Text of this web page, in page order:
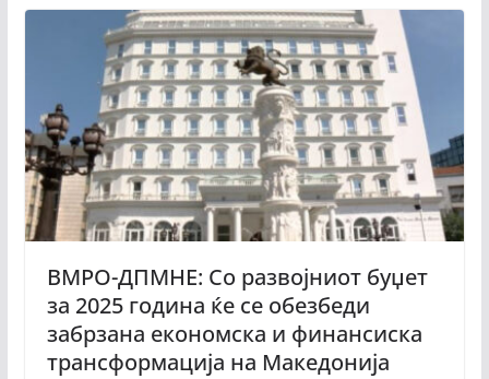
ВМРО-ДПМНЕ: Со развојниот буџет
за 2025 година ќе се обезбеди
забрзана економска и финансиска
трансформација на Македонија